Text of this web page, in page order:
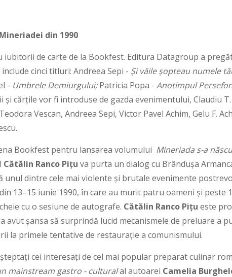
din 1990
iubitorii de carte de la Bookfest. Editura Datagroup a
cinci titluri: Andreea Sepi - Şi văile şopteau numele
- Umbrele Demiurgului;Patricia Popa - Anotimpul
și cărțile vor fi introduse de gazda evenimentului, Claudiu
Vescan, Andreea Sepi, Victor Pavel Achim, Gelu F.
Bookfest pentru lansarea volumului Mineriada s-a
Cătălin Ranco Pițu va purta un dialog cu Brândușa
dintre cele mai violente și brutale evenimente
13–15 iunie 1990, în care au murit patru oameni și peste
cu o sesiune de autografe. Cătălin Ranco Pițu este
șansa să surprindă lucid mecanismele de preluare a
la primele tentative de restaurație a comunismului.
cei interesați de cel mai popular preparat culinar
mainstream gastro - culturalal autoarei Camelia